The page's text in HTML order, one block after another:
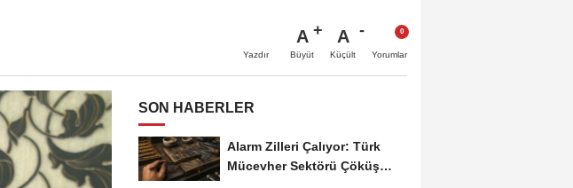
Yazdır
A
Büyüt
A
Küçült Yorumlar
SON HABERLER
Alarm Zilleri Çalıyor: Türk
Mücevher Sektörü Çöküş